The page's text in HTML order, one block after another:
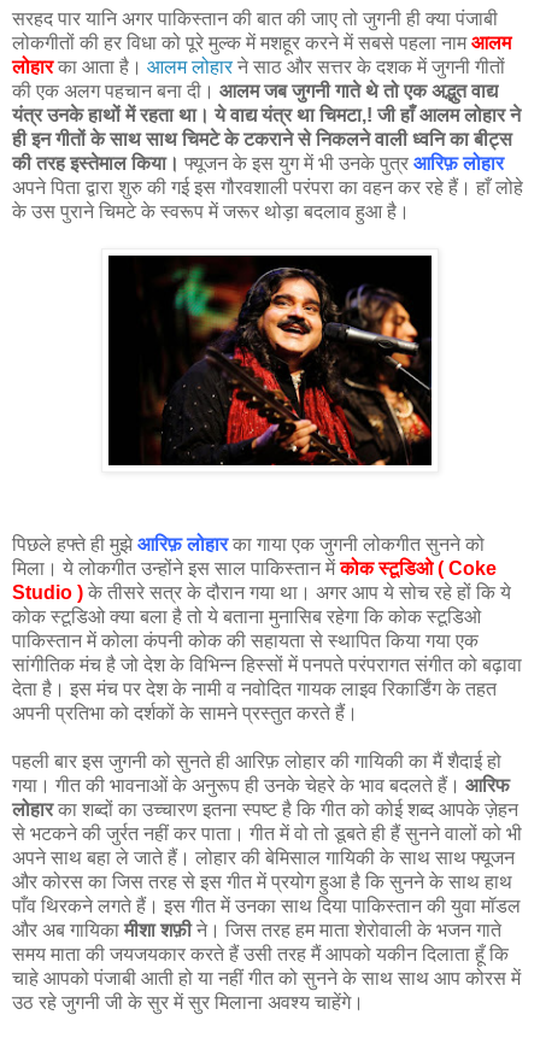
सरहद पार यानि अगर पाकिस्तान की बात की जाए तो जुगनी ही क्या पंजाबी
लोकगीतों की हर विधा को पूरे मुल्क में मशहूर करने में सबसे पहला नामआलम
लोहारका आता है। आलम लोहार ने साठ और सत्तर के दशक में जुगनी गीतों
की एक अलग पहचान बना दी। आलम जब जुगनी गाते थे तो एक अद्भुत वाद्य
यंत्र उनके हाथों में रहता था। ये वाद्य यंत्र था चिमटा,! जी हाँ आलम लोहार ने
ही इन गीतों के साथ साथ चिमटे के टकराने से निकलने वाली ध्वनि का बीट्स
की तरह इस्तेमाल किया। फ्यूजन के इस युग में भी उनके पुत्र आरिफ़ लोहार
अपने पिता द्वारा शुरु की गई इस गौरवशाली परंपरा का वहन कर रहे हैं। हाँ लोहे
के उस पुराने चिमटे के स्वरूप में जरूर थोड़ा बदलाव हुआ है।
पिछले हफ्ते ही मुझेआरिफ़ लोहार का गाया एक जुगनी लोकगीत सुनने को
मिला। ये लोकगीत उन्होंने इस साल पाकिस्तान मेंकोक स्टूडिओ ( Coke
Studio ) के तीसरे सत्र के दौरान गया था। अगर आप ये सोच रहे हों कि ये
कोक स्टूडिओ क्या बला है तो ये बताना मुनासिब रहेगा कि कोक स्टूडिओ
पाकिस्तान में कोला कंपनी कोक की सहायता से स्थापित किया गया एक
सांगीतिक मंच है जो देश के विभिन्न हिस्सों में पनपते परंपरागत संगीत को बढ़ावा
देता है। इस मंच पर देश के नामी व नवोदित गायक लाइव रिकार्डिंग के तहत
अपनी प्रतिभा को दर्शकों के सामने प्रस्तुत करते हैं।
पहली बार इस जुगनी को सुनते ही आरिफ़ लोहार की गायिकी का मैं शैदाई हो
गया। गीत की भावनाओं के अनुरूप ही उनके चेहरे के भाव बदलते हैं। आरिफ
लोहारका शब्दों का उच्चारण इतना स्पष्ट है कि गीत को कोई शब्द आपके ज़ेहन
से भटकने की जुर्रत नहीं कर पाता। गीत में वो तो डूबते ही हैं सुनने वालों को भी
अपने साथ बहा ले जाते हैं। लोहार की बेमिसाल गायिकी के साथ साथ फ्यूजन
और कोरस का जिस तरह से इस गीत में प्रयोग हुआ है कि सुनने के साथ हाथ
पाँव थिरकने लगते हैं। इस गीत में उनका साथ दिया पाकिस्तान की युवा मॉडल
और अब गायिकामीशा शफ़ीने। जिस तरह हम माता शेरोवाली के भजन गाते
समय माता की जयजयकार करते हैं उसी तरह मैं आपको यकीन दिलाता हूँ कि
चाहे आपको पंजाबी आती हो या नहीं गीत को सुनने के साथ साथ आप कोरस में
उठ रहे जुगनी जी के सुर में सुर मिलाना अवश्य चाहेंगे।